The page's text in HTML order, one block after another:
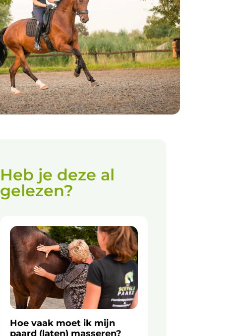
Heb je deze al
gelezen?
Hoe vaak moet ik mijn
paard (laten) masseren?